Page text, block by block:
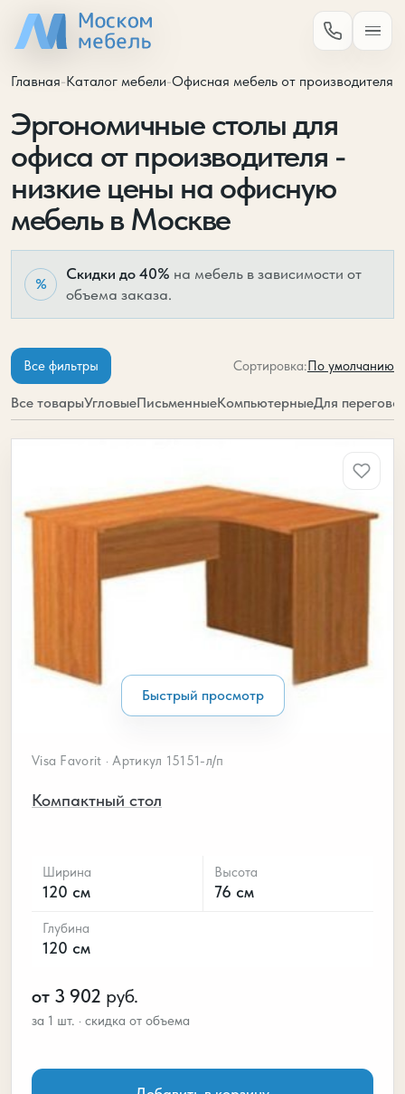
Главная-Каталог мебели-Офисная мебель от производителя
Эргономичные столы для
офиса от производителя -
низкие цены на офисную
мебель в Москве
%
Скидки до 40% на мебель в зависимости от
объема заказа.
Все фильтры
Все товарыУгловыеПисьменныеКомпьютерныеДля
Сортировка:По умолчанию
Эргономичные столы для
Быстрый просмотр
Visa Favorit · Артикул 15151-л/п
Компактный стол
Ширина
120 см
Высота
76 см
Глубина
120 см
от 3 902 руб.